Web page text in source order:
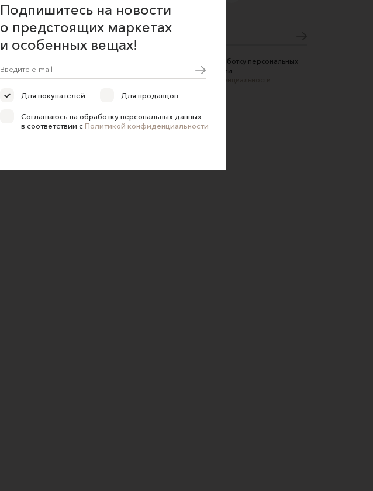
Соглашаюсь на обработку персональных
данных в соответствии
сПолитикой конфиденциальности
Подпишитесь на новости
о предстоящих маркетах
и особенных вещах!
Для покупателей Для продавцов
Соглашаюсь на обработку персональных данных
в соответствии с Политикой конфиденциальности